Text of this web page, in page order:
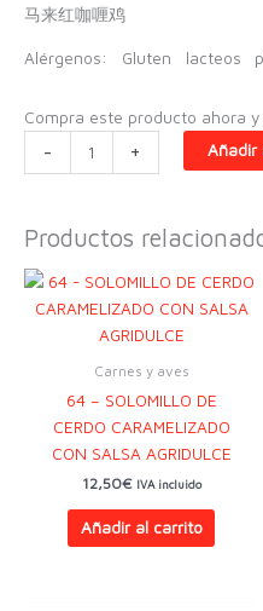
马来红咖喱鸡
Alérgenos: Gluten lacteos
Compra este producto ahora y
-
-
CURRY
ROJO
AL
+ Añadir
Productos
Carnes y aves
64 – SOLOMILLO DE
CERDO CARAMELIZADO
CON SALSA AGRIDULCE
12,50€ IVA incluido
Añadir al carrito